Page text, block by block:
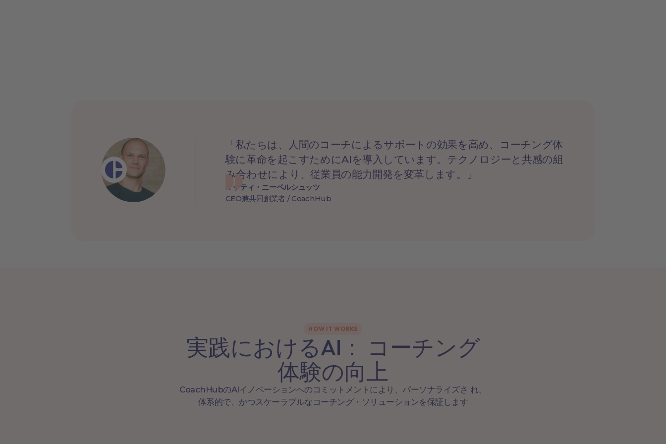
「私たちは、人間のコーチによるサポートの効果を高め、コーチング体
験に革命を起こすためにAIを導入しています。テクノロジーと共感の組
み合わせにより、従業員の能力開発を変革します。」
マッティ・ニーベルシュッツ
CEO兼共同創業者 / CoachHub
HOW IT WORKS
実践におけるAI： コーチング
体験の向上
CoachHubのAIイノベーションへのコミットメントにより、パーソナライズさ れ、
体系的で、かつスケーラブルなコーチング・ソリューションを保証します